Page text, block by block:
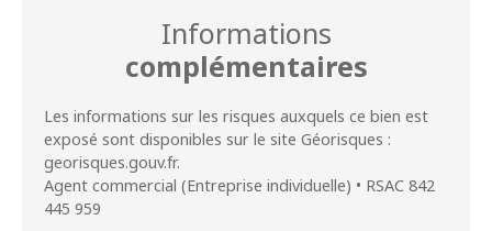
Informations
complémentaires
Les informations sur les risques auxquels ce bien est
exposé sont disponibles sur le site Géorisques :
georisques.gouv.fr.
Agent commercial (Entreprise individuelle) • RSAC 842
445 959